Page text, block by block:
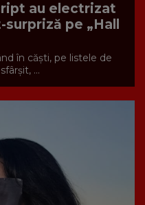
au electrizat
pe „Hall
în căști, pe listele de
...